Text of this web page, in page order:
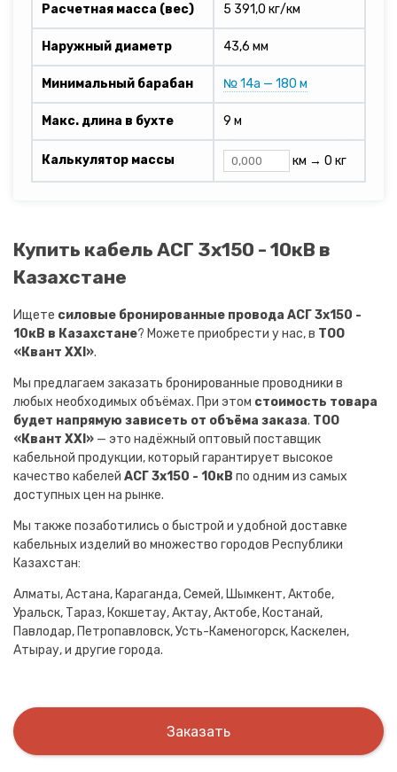
Расчетная масса (вес) 5 391,0 кг/км
Наружный диаметр 43,6 мм
Минимальный барабан № 14а — 180 м
Макс. длина в бухте 9 м
Калькулятор массы км → 0 кг
Купить кабель АСГ 3х150 - 10кВ в
Казахстане
Ищете силовые бронированные провода АСГ 3х150 -
10кВ в Казахстане? Можете приобрести у нас, в ТОО
«Квант XXI».
Мы предлагаем заказать бронированные проводники в
любых необходимых объёмах. При этом стоимость товара
будет напрямую зависеть от объёма заказа. ТОО
«Квант XXI» — это надёжный оптовый поставщик
кабельной продукции, который гарантирует высокое
качество кабелей АСГ 3х150 - 10кВ по одним из самых
доступных цен на рынке.
Мы также позаботились о быстрой и удобной доставке
кабельных изделий во множество городов Республики
Казахстан:
Алматы, Астана, Караганда, Семей, Шымкент, Актобе,
Уральск, Тараз, Кокшетау, Актау, Актобе, Костанай,
Павлодар, Петропавловск, Усть-Каменогорск, Каскелен,
Атырау, и другие города.
Заказать